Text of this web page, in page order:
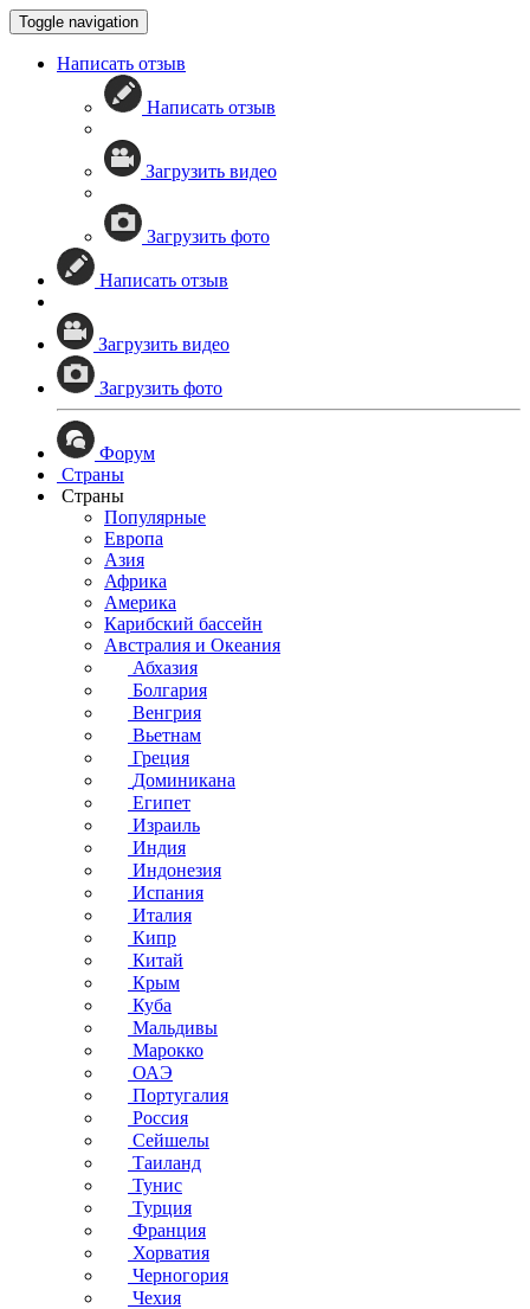
Toggle navigation
Написать отзыв
Написать отзыв
Загрузить видео
Загрузить фото
Написать отзыв
Загрузить видео
Загрузить фото
Форум
Страны
Страны
Популярные
Европа
Азия
Африка
Америка
Карибский бассейн
Австралия и Океания
Абхазия
Болгария
Венгрия
Вьетнам
Греция
Доминикана
Египет
Израиль
Индия
Индонезия
Испания
Италия
Кипр
Китай
Крым
Куба
Мальдивы
Марокко
ОАЭ
Португалия
Россия
Сейшелы
Таиланд
Тунис
Турция
Франция
Хорватия
Черногория
Чехия